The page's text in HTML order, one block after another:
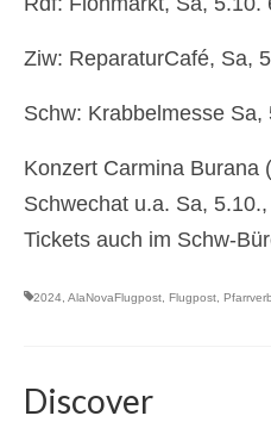
Ziw: ReparaturCafé, Sa,
Schw: Krabbelmesse Sa,
Konzert Carmina Burana
Schwechat u.a. Sa,
Tickets auch im Schw-
2024 AlaNovaFlugpost Flugpost
Discover